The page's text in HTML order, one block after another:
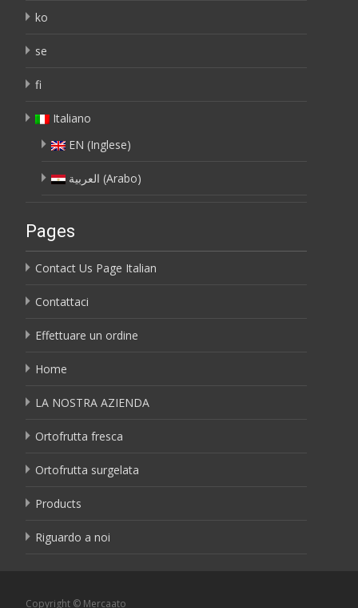
ko
se
fi
Italiano
EN (Inglese)
(Arabo)
Pages
Contact Us Page Italian
Contattaci
Effettuare un ordine
Home
LA NOSTRA AZIENDA
Ortofrutta fresca
Ortofrutta surgelata
Products
Riguardo a noi
Copyright © Mercaato